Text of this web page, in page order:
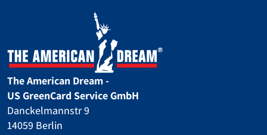
The American Dream -
US GreenCard Service GmbH
Danckelmannstr 9
14059 Berlin